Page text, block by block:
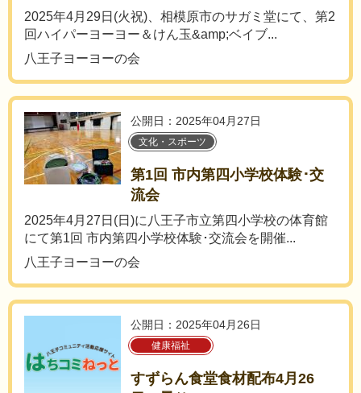
2025年4月29日(火祝)、相模原市のサガミ堂にて、第2
回ハイパーヨーヨー＆けん玉&amp;ベイブ...
八王子ヨーヨーの会
公開日：2025年04月27日
文化・スポーツ
第1回 市内第四小学校体験･交
流会
2025年4月27日(日)に八王子市立第四小学校の体育館
にて第1回 市内第四小学校体験･交流会を開催...
八王子ヨーヨーの会
公開日：2025年04月26日
健康福祉
すずらん食堂食材配布4月26